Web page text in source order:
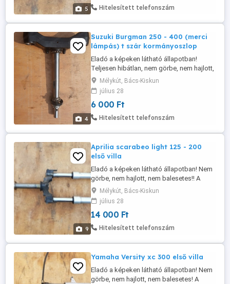
5
postán maradóként - 3075 Ft Előre
Hitelesített telefonszám
4
Suzuki Burgman 250 - 400 (merci
lámpás) t szár kormányoszlop
Eladó a képeken látható állapotban!
Teljesen hibátlan, nem görbe, nem hajlott,
nem balesetes! Évjárat 1999-2006! Az ára
fix 6000 Ft! Postázás megoldható akár
utánvétellel is! A postaköltség a vevőt
terheli! Postai díjak: Utánvétellel házhoz -
3570 Ft Utánvétellel postán maradóként -
Mélykút, Bács-Kiskun
július 28
6 000 Ft
Hitelesített telefonszám
9
Aprilia scarabeo light 125 - 200
első villa
Eladó a képeken látható állapotban! Nem
görbe, nem hajlott, nem balesetes!! A
villaszárak eresztik az olajat!! Csak
egyben eladó! Az ára fix 14.000 Ft!
Postázás megoldható akár utánvétellel is!
A postaköltség a vevőt terheli! Postai
díjak: Utánvétellel házhoz - 3570 Ft
Mélykút, Bács-Kiskun
július 28
14 000 Ft
Hitelesített telefonszám
Yamaha Versity xc 300 első villa
Eladó a képeken látható állapotban! Nem
görbe, nem hajlott, nem balesetes! A